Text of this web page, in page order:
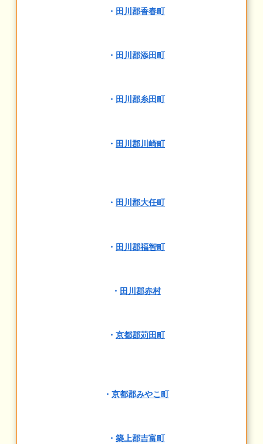
・ 田川郡香春町
・ 田川郡添田町
・ 田川郡糸田町
・ 田川郡川崎町
・ 田川郡大任町
・ 田川郡福智町
・ 田川郡赤村
・ 京都郡苅田町
・ 京都郡みやこ町
・ 築上郡吉富町